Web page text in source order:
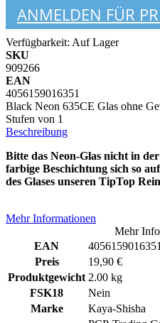
ANMELDEN FÜR
Verfügbarkeit: Auf Lager
SKU
909266
EAN
4056159016351
Black Neon 635CE Glas ohne
Stufen von 1
Beschreibung
Bitte das Neon-Glas nicht in
farbige Beschichtung sich so
des Glases unseren TipTop
Mehr Informationen
Mehr
EAN
4056159016351
Preis
19,90 €
Produktgewicht 2.00 kg
FSK18
Nein
Marke
Kaya-Shisha